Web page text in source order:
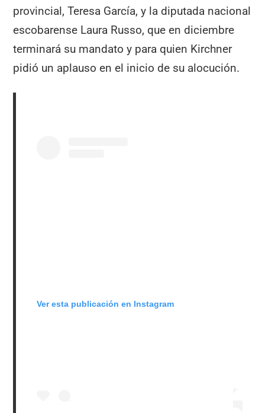
provincial, Teresa García, y la diputada nacional
escobarense Laura Russo, que en diciembre
terminará su mandato y para quien Kirchner
pidió un aplauso en el inicio de su alocución.
Ver esta publicación en Instagram